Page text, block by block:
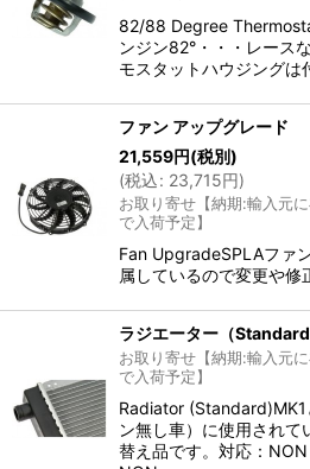
82/88 Degree
ンジン82°・・・レース
モスタットハウジングは
ファン アップグレード
21,559円(税別)
(税込: 23,715円)
お取り寄せ【納期:輸入元
で入荷予定】
Fan UpgradeSPLAファ
属しているので変更や修
ラジエーター（Standard
お取り寄せ【納期:輸入元
で入荷予定】
Radiator (Standard)MK1
ン無し車）に使用されて
替え品です。対応：